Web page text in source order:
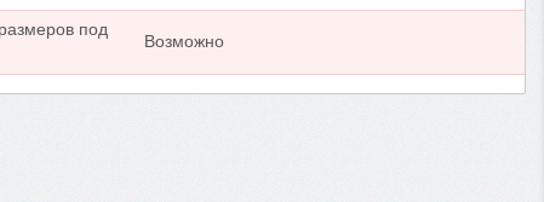
под
Возможно